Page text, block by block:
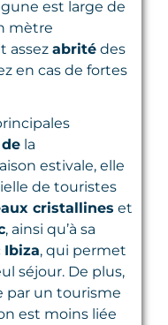
est large de
mètre
assez abrité des
en cas de fortes
la
estivale, elle
de touristes
cristallines et
, ainsi qu’à sa
Ibiza, qui permet
séjour. De plus,
par un tourisme
est moins liée